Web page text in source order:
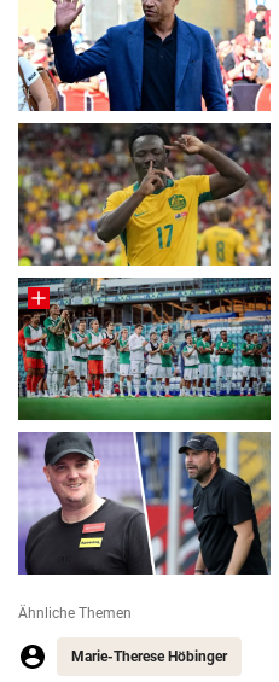
Ähnliche Themen
Marie-Therese Höbinger